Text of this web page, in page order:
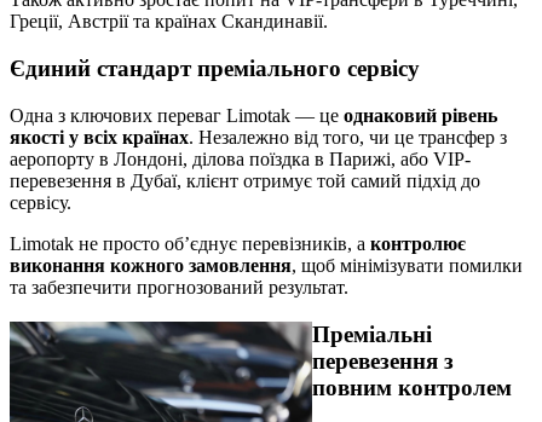
Греції, Австрії та країнах Скандинавії.
Єдиний стандарт преміального сервісу
Одна з ключових переваг Limotak — це однаковий рівень
якості у всіх країнах. Незалежно від того, чи це трансфер з
аеропорту в Лондоні, ділова поїздка в Парижі, або VIP-
перевезення в Дубаї, клієнт отримує той самий підхід до
сервісу.
Limotak не просто об’єднує перевізників, а контролює
виконання кожного замовлення, щоб мінімізувати помилки
та забезпечити прогнозований результат.
Преміальні
перевезення з
повним контролем